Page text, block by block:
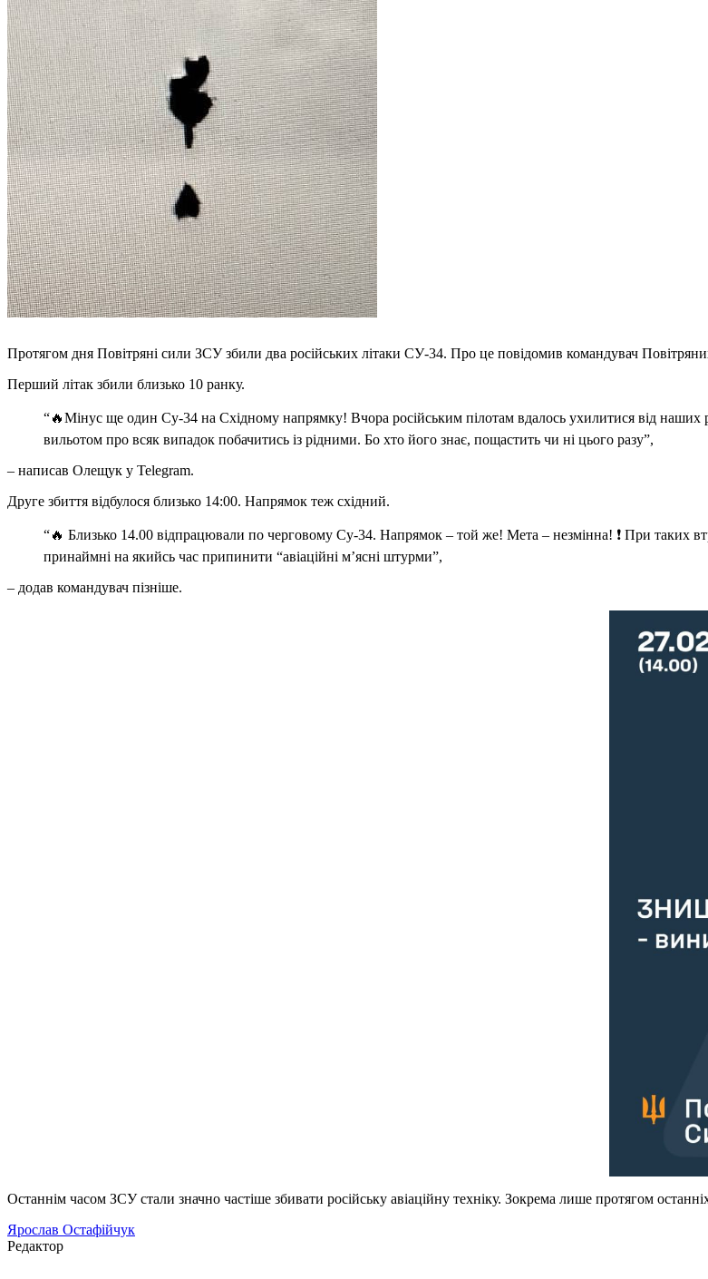
Протягом дня Повітряні сили ЗСУ збили два російських літаки СУ-34. Про це повідомив командувач
Перший літак збили близько 10 ранку.
“🔥Мінус ще один Су-34 на Східному напрямку! Вчора російським пілотам вдалось ухилитися від наших
вильотом про всяк випадок побачитись із рідними. Бо хто його знає, пощастить чи ні цього разу”,
– написав Олещук у Telegram.
Друге збиття відбулося близько 14:00. Напрямок теж східний.
“🔥 Близько 14.00 відпрацювали по черговому Су-34. Напрямок – той же! Мета – незмінна! ❗️ При таких
принаймні на якийсь час припинити “авіаційні м’ясні штурми”,
– додав командувач пізніше.
Останнім часом ЗСУ стали значно частіше збивати російську авіаційну техніку. Зокрема лише протягом
Ярослав Остафійчук
Редактор